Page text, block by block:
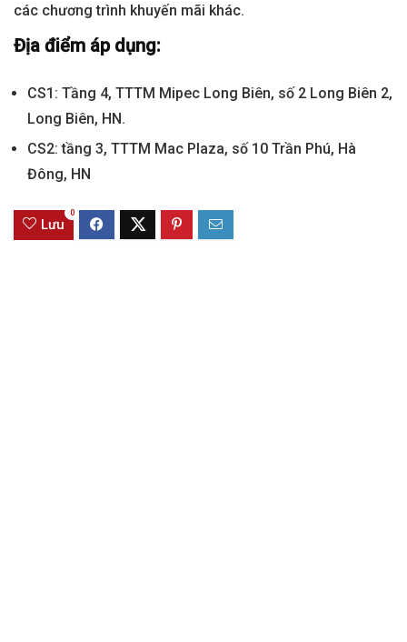
các chương trình khuyến mãi khác.
Địa điểm áp dụng:
CS1: Tầng 4, TTTM Mipec Long Biên, số 2 Long Biên 2,
Long Biên, HN.
CS2: tầng 3, TTTM Mac Plaza, số 10 Trần Phú, Hà
Đông, HN
Lưu
0